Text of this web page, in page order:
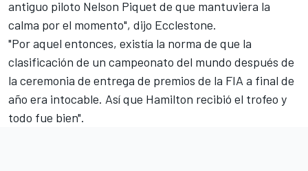
antiguo piloto Nelson Piquet de que mantuviera la
calma por el momento", dijo Ecclestone.
"Por aquel entonces, existía la norma de que la
clasificación de un campeonato del mundo después de
la ceremonia de entrega de premios de la FIA a final de
año era intocable. Así que Hamilton recibió el trofeo y
todo fue bien".